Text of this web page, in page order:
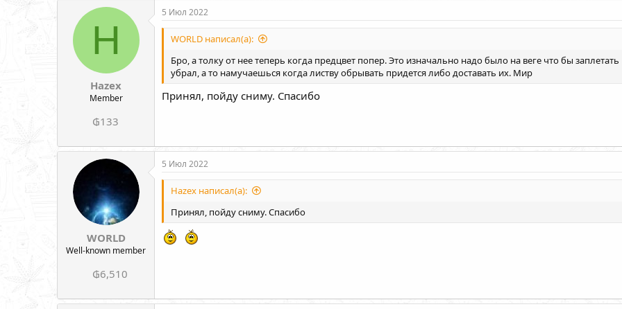
к
и
H
Hazex
Member
₲133
5 Июл 2022
WORLD написал(а):
Бро, а толку от нее теперь когда предцвет попер. Это изначально надо было на веге что бы заплетать
убрал, а то намучаешься когда листву обрывать придется либо доставать их. Мир
Принял, пойду сниму. Спасибо
WORLD
Well-known member
₲6,510
5 Июл 2022
Hazex написал(а):
Принял, пойду сниму. Спасибо